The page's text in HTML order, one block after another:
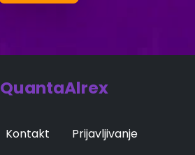
QuantaAlrex
Kontakt Prijavljivanje